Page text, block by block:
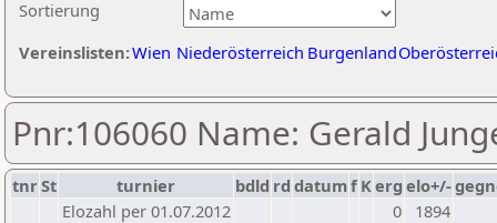
Sortierung
Vereinslisten:Wien Niederösterreich Burgenland
Pnr:106060 Name: Gerald
tnrSt turnier bdld rd datumf Kerg elo+/-
Elozahl per 01.07.2012
0
1894